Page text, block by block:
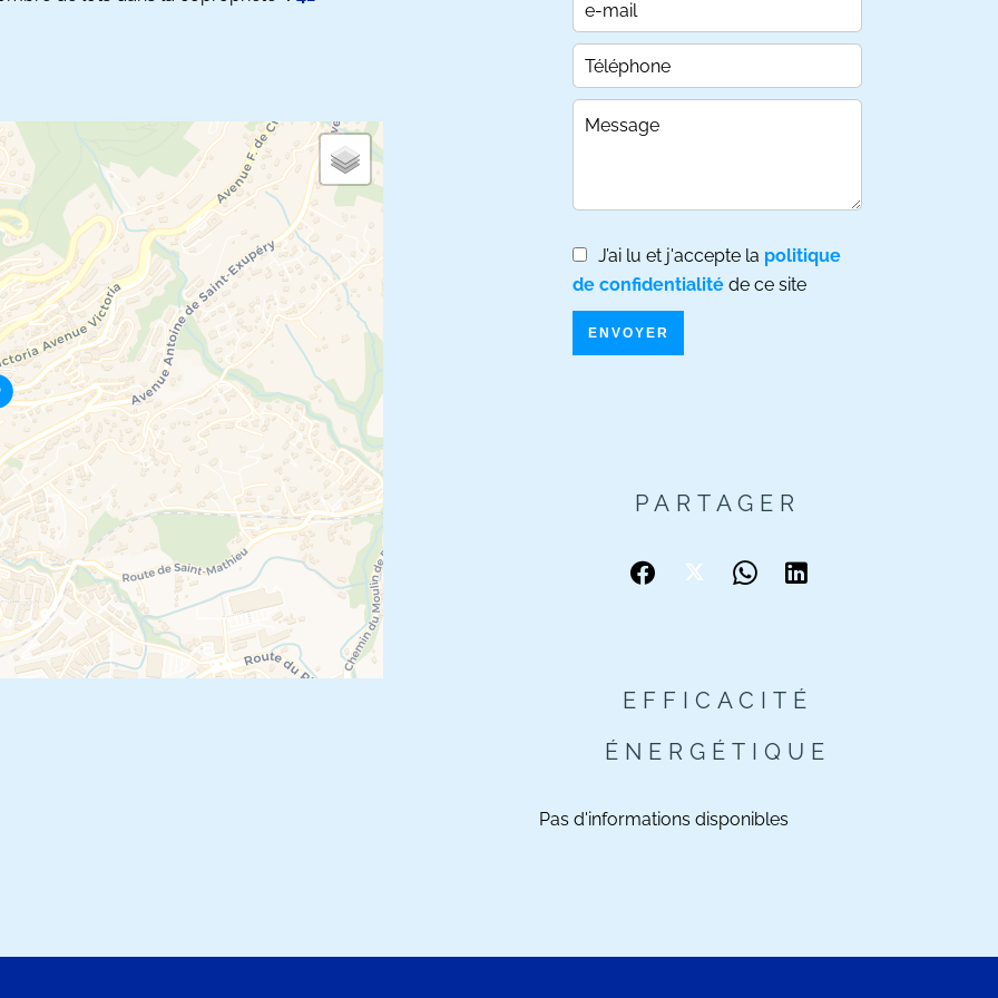
J’ai lu et j'accepte la politique
de confidentialité de ce site
ENVOYER
PARTAGER
EFFICACITÉ
ÉNERGÉTIQUE
Pas d'informations disponibles